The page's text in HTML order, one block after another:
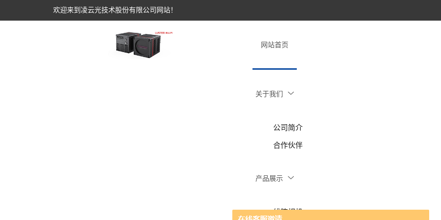
欢迎来到凌云光技术股份有限公司网站！
网站首页
关于我们
公司简介
合作伙伴
产品展示
线阵相机